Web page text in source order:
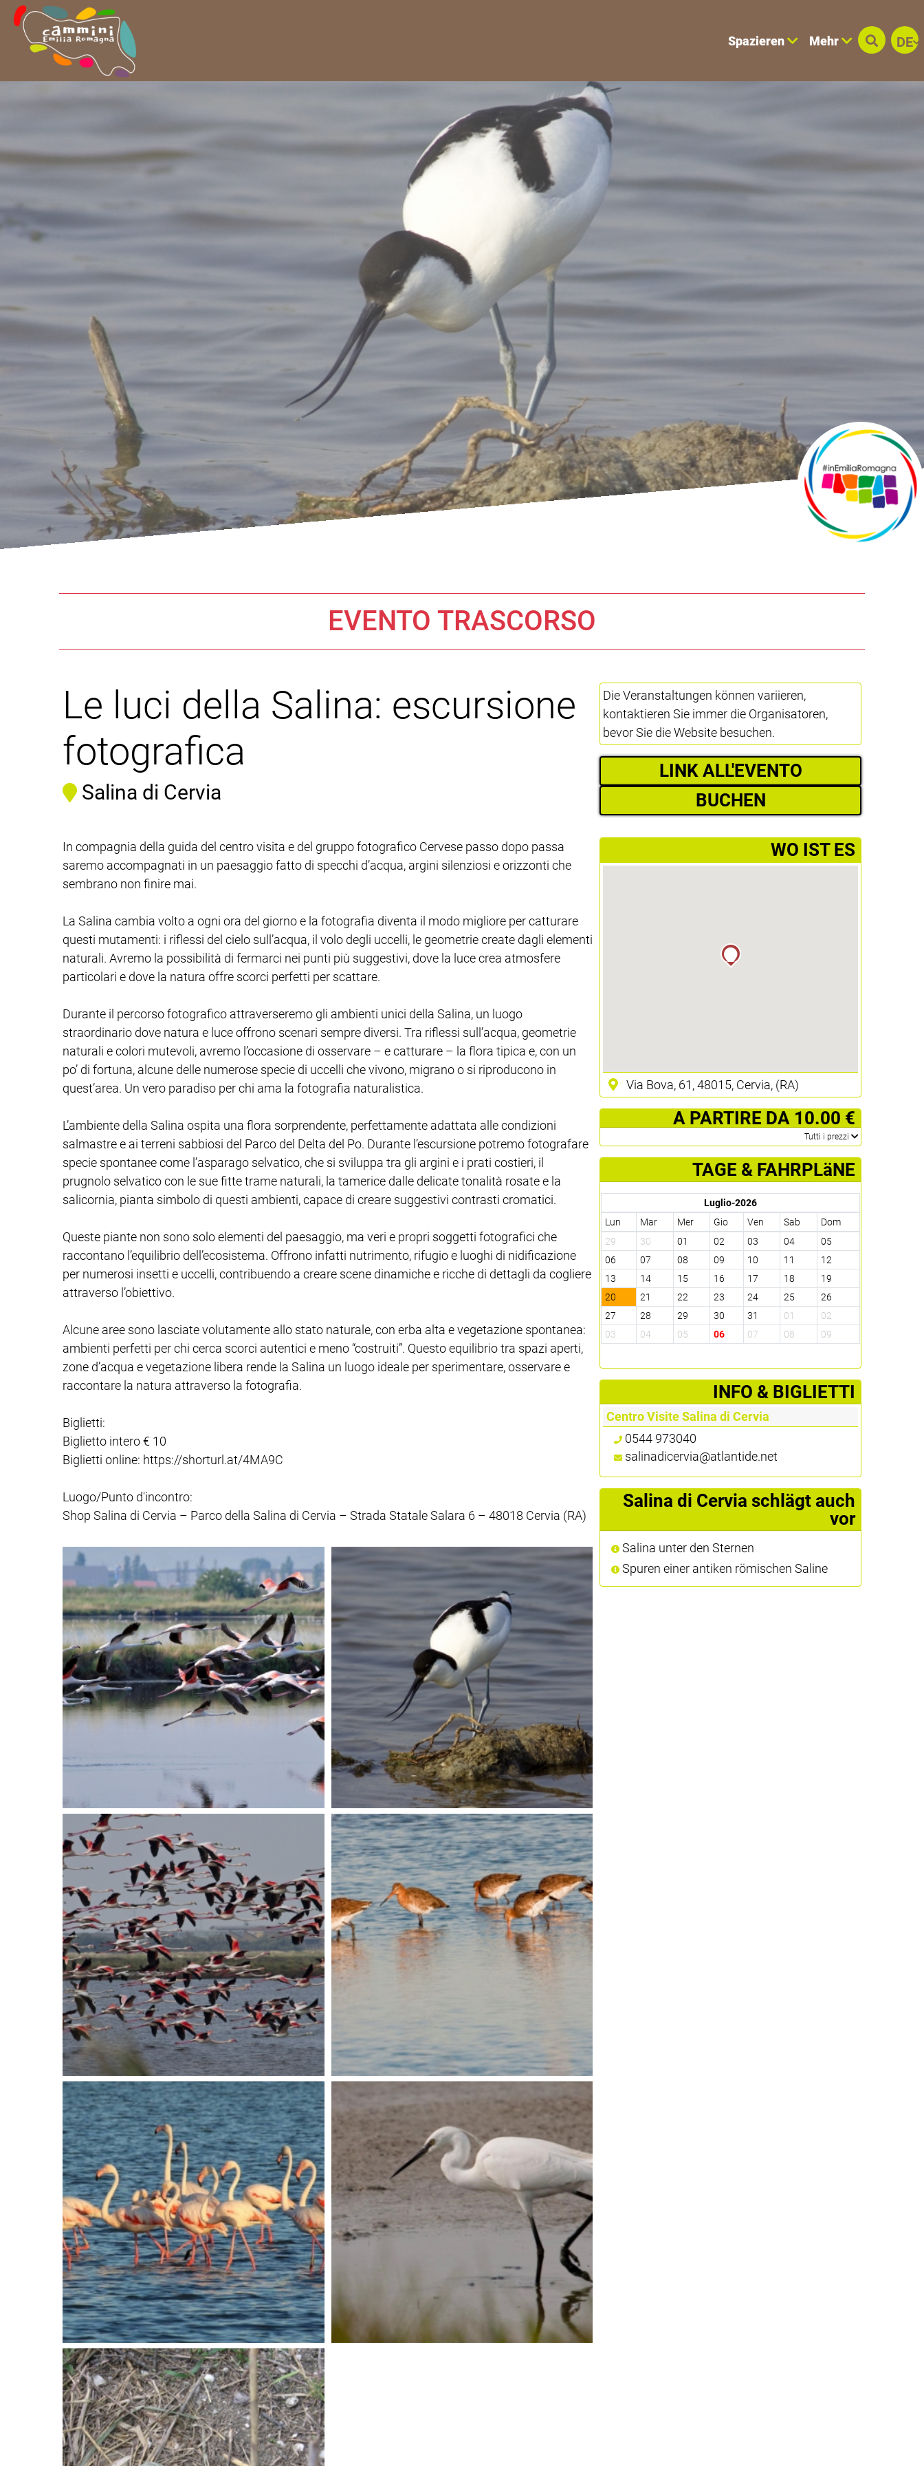
Spazieren Mehr DE
EVENTO TRASCORSO
Le luci della Salina: escursione
fotografica
Salina di Cervia
Die Veranstaltungen können variieren,
kontaktieren Sie immer die Organisatoren,
bevor Sie die Website besuchen.
LINK ALL'EVENTO
BUCHEN
In compagnia della guida del centro visita e del gruppo fotografico Cervese passo dopo passa
saremo accompagnati in un paesaggio fatto di specchi d’acqua, argini silenziosi e orizzonti che
sembrano non finire mai.
La Salina cambia volto a ogni ora del giorno e la fotografia diventa il modo migliore per catturare
questi mutamenti: i riflessi del cielo sull’acqua, il volo degli uccelli, le geometrie create dagli elementi
naturali. Avremo la possibilità di fermarci nei punti più suggestivi, dove la luce crea atmosfere
particolari e dove la natura offre scorci perfetti per scattare.
Durante il percorso fotografico attraverseremo gli ambienti unici della Salina, un luogo
straordinario dove natura e luce offrono scenari sempre diversi. Tra riflessi sull’acqua, geometrie
naturali e colori mutevoli, avremo l’occasione di osservare – e catturare – la flora tipica e, con un
po’ di fortuna, alcune delle numerose specie di uccelli che vivono, migrano o si riproducono in
quest’area. Un vero paradiso per chi ama la fotografia naturalistica.
L’ambiente della Salina ospita una flora sorprendente, perfettamente adattata alle condizioni
salmastre e ai terreni sabbiosi del Parco del Delta del Po. Durante l’escursione potremo fotografare
specie spontanee come l’asparago selvatico, che si sviluppa tra gli argini e i prati costieri, il
prugnolo selvatico con le sue fitte trame naturali, la tamerice dalle delicate tonalità rosate e la
salicornia, pianta simbolo di questi ambienti, capace di creare suggestivi contrasti cromatici.
Queste piante non sono solo elementi del paesaggio, ma veri e propri soggetti fotografici che
raccontano l’equilibrio dell’ecosistema. Offrono infatti nutrimento, rifugio e luoghi di nidificazione
per numerosi insetti e uccelli, contribuendo a creare scene dinamiche e ricche di dettagli da cogliere
attraverso l’obiettivo.
Alcune aree sono lasciate volutamente allo stato naturale, con erba alta e vegetazione spontanea:
ambienti perfetti per chi cerca scorci autentici e meno “costruiti”. Questo equilibrio tra spazi aperti,
zone d’acqua e vegetazione libera rende la Salina un luogo ideale per sperimentare, osservare e
raccontare la natura attraverso la fotografia.
Biglietti:
Biglietto intero € 10
Biglietti online: https://shorturl.at/4MA9C
Luogo/Punto d'incontro:
Shop Salina di Cervia – Parco della Salina di Cervia – Strada Statale Salara 6 – 48018 Cervia (RA)
­WO IST ES
Via Bova, 61, 48015, Cervia, (RA)
­ A PARTIRE DA 10.00 €
­Tutti i prezzi
TAGE & FAHRPLäNE
Luglio-2026
Lun
Mar Mer Gio Ven Sab
Dom
29
30 01 02 03 04
05
06
07 08 09 10 11
12
13
14 15 16 17 18
19
20
21 22 23 24 25
26
27
28 29 30 31 01
02
03
04 05 06 07 08 09
­INFO & BIGLIETTI
Centro Visite Salina di Cervia
0544 973040
salinadicervia@atlantide.net
Salina di Cervia schlägt auch
vor
Salina unter den Sternen
Spuren einer antiken römischen Saline